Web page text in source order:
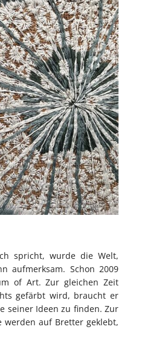
spricht, wurde die Welt,
aufmerksam. Schon 2009
of Art. Zur gleichen Zeit
gefärbt wird, braucht er
seiner Ideen zu finden. Zur
werden auf Bretter geklebt,